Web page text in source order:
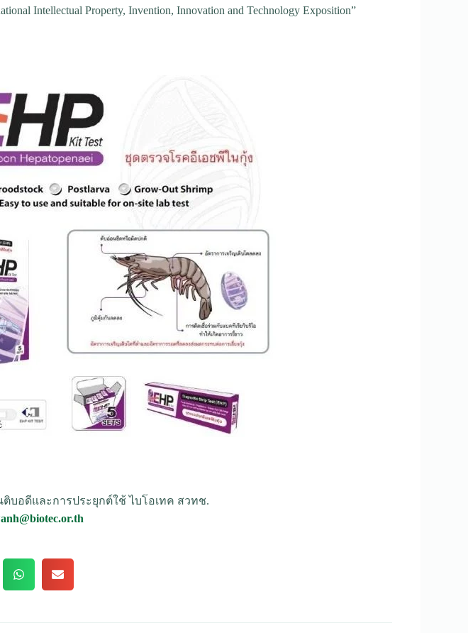
Intellectual Property, Invention, Innovation and Technology Exposition”
อดีและการประยุกต์ใช้ ไบโอเทค สวทช.